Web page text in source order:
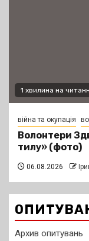
1 хвилина на
війна та окупація
Волонтери
тилу» (фото)
06.08.2026
Архив опитувань